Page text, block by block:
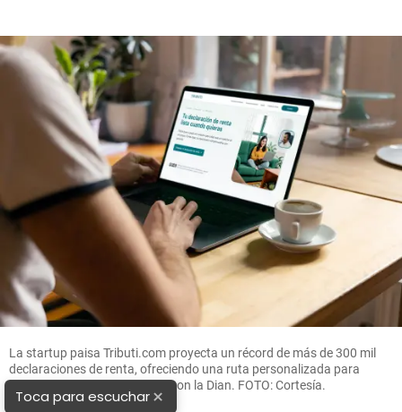
La startup paisa Tributi.com proyecta un récord de más de 300 mil
declaraciones de renta, ofreciendo una ruta personalizada para
evitar multas y congestiones con la Dian. FOTO: Cortesía.
Toca para escuchar×